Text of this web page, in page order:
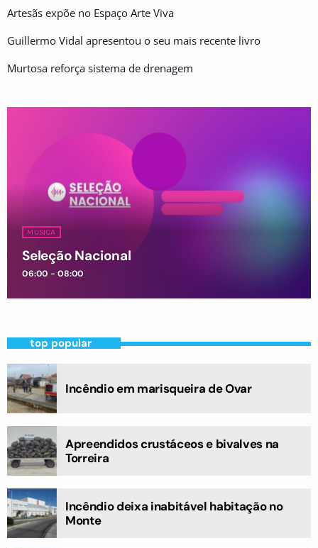
Artesãs expõe no Espaço Arte Viva
Guillermo Vidal apresentou o seu mais recente livro
Murtosa reforça sistema de drenagem
MUSICA
Seleção Nacional
06:00 - 08:00
top popular
Incêndio em marisqueira de Ovar
Apreendidos crustáceos e bivalves na
Torreira
Incêndio deixa inabitável habitação no
Monte